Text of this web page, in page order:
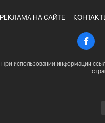
РЕКЛАМА НА САЙТЕ
При использовании информации